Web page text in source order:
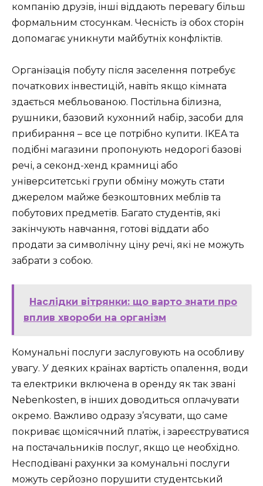
компанію друзів, інші віддають перевагу більш
формальним стосункам. Чесність із обох сторін
допомагає уникнути майбутніх конфліктів.
Організація побуту після заселення потребує
початкових інвестицій, навіть якщо кімната
здається мебльованою. Постільна білизна,
рушники, базовий кухонний набір, засоби для
прибирання – все це потрібно купити. IKEA та
подібні магазини пропонують недорогі базові
речі, а секонд-хенд крамниці або
університетські групи обміну можуть стати
джерелом майже безкоштовних меблів та
побутових предметів. Багато студентів, які
закінчують навчання, готові віддати або
продати за символічну ціну речі, які не можуть
забрати з собою.
Наслідки вітрянки: що варто знати про
вплив хвороби на організм
Комунальні послуги заслуговують на особливу
увагу. У деяких країнах вартість опалення, води
та електрики включена в оренду як так звані
Nebenkosten, в інших доводиться оплачувати
окремо. Важливо одразу з’ясувати, що саме
покриває щомісячний платіж, і зареєструватися
на постачальників послуг, якщо це необхідно.
Несподівані рахунки за комунальні послуги
можуть серйозно порушити студентський